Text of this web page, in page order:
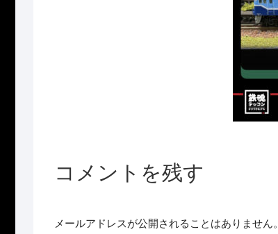
コメントを残す
メールアドレスが公開されることはありません。